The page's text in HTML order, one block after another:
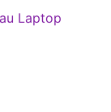
Laptop